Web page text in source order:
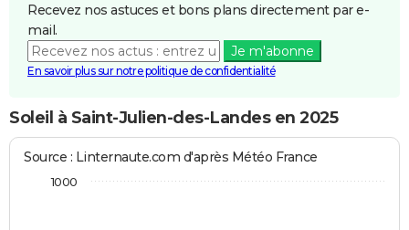
Recevez nos astuces et bons plans directement par e-
mail.
Je m'abonne
En savoir plus sur notre politique de confidentialité
Soleil à Saint-Julien-des-Landes en 2025
Source : Linternaute.com d'après Météo France
1000